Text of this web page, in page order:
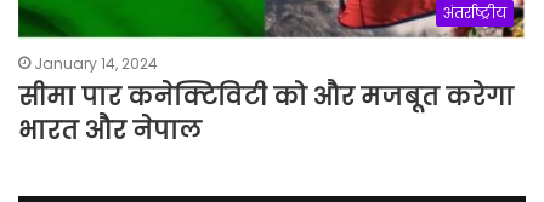
अंतर्राष्ट्रीय
January 14, 2024
सीमा पार कनेक्टिविटी को और मजबूत करेगा
भारत और नेपाल